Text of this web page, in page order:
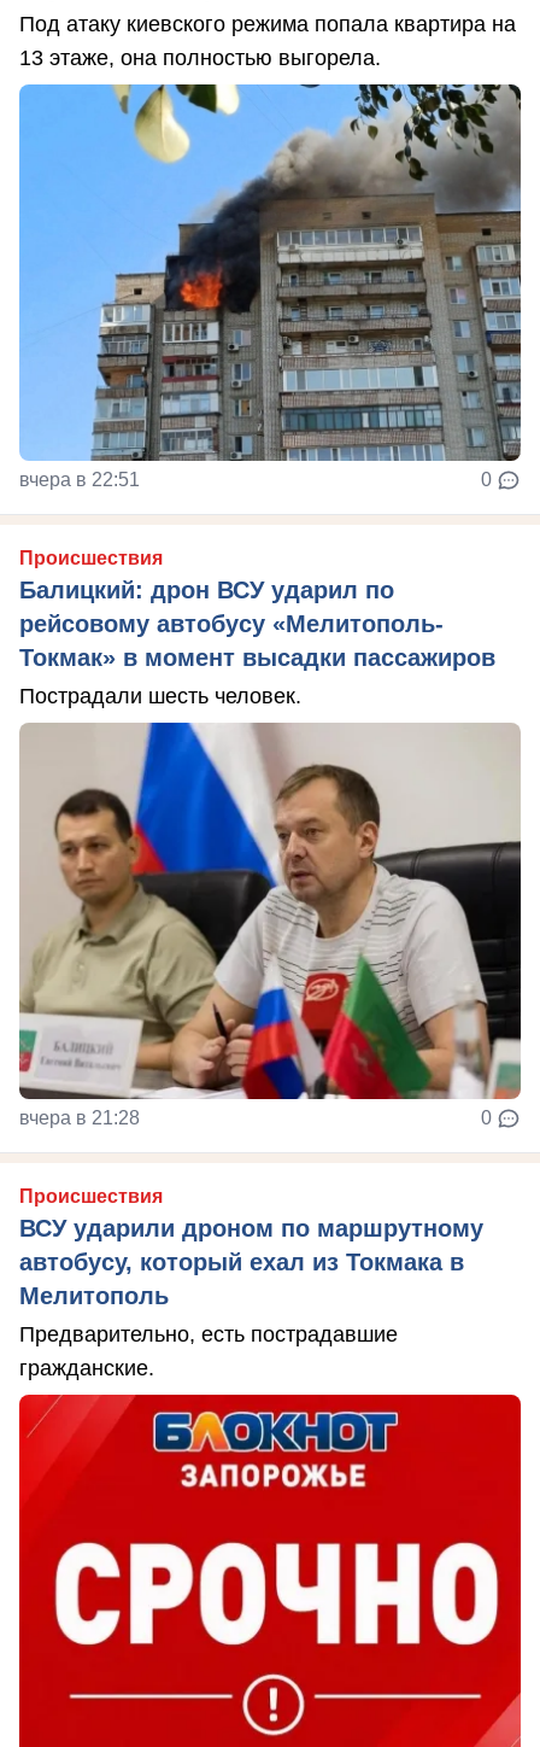
Под атаку киевского режима попала квартира на
13 этаже, она полностью выгорела.
вчера в 22:51 0
Происшествия
Балицкий: дрон ВСУ ударил по
рейсовому автобусу «Мелитополь-
Токмак» в момент высадки пассажиров
Пострадали шесть человек.
вчера в 21:28 0
Происшествия
ВСУ ударили дроном по маршрутному
автобусу, который ехал из Токмака в
Мелитополь
Предварительно, есть пострадавшие
гражданские.